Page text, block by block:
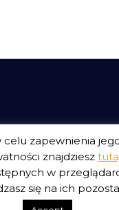
Fundacji
zapewnienia
znajdziesz
w
się na ich